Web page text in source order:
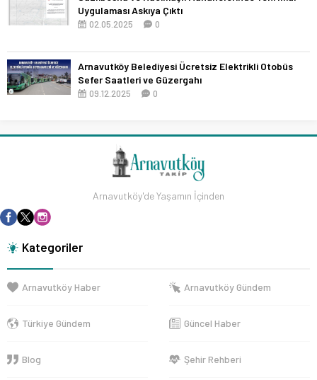
Uygulaması Askıya Çıktı
02.05.2025 0
Arnavutköy Belediyesi Ücretsiz Elektrikli Otobüs
Sefer Saatleri ve Güzergahı
09.12.2025 0
Arnavutköy'de Yaşamın İçinden
Kategoriler
Arnavutköy Haber Arnavutköy Gündem
Türkiye Gündem Güncel Haber
Blog Şehir Rehberi